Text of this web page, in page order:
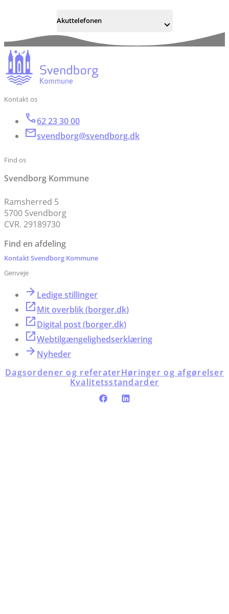
Akuttelefonen
Kontakt os
62 23 30 00
svendborg@svendborg.dk
Find os
Svendborg Kommune
Ramsherred 5
5700 Svendborg
CVR. 29189730
Find en afdeling
Kontakt Svendborg Kommune
Genveje
Ledige stillinger
Mit overblik (borger.dk)
Digital post (borger.dk)
Webtilgængelighedserklæring
Nyheder
Dagsordener og referaterHøringer og afgørelser
Kvalitetsstandarder